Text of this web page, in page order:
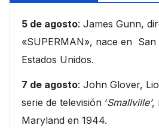
5 de agosto: James Gunn,
«SUPERMAN», nace en San
Estados Unidos.
7 de agosto: John Glover,
serie de televisión ‘Smallville’,
Maryland en 1944.